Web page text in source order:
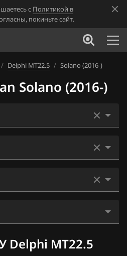
с Политикой в
покиньте сайт.
/ Delphi MT22.5 / Solano (2016-)
Solano (2016-)
Delphi MT22.5